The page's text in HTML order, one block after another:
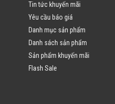
Tin tức khuyến mãi
Yêu cầu báo giá
Danh mục sản phẩm
Danh sách sản phẩm
Sản phẩm khuyến mãi
Flash Sale